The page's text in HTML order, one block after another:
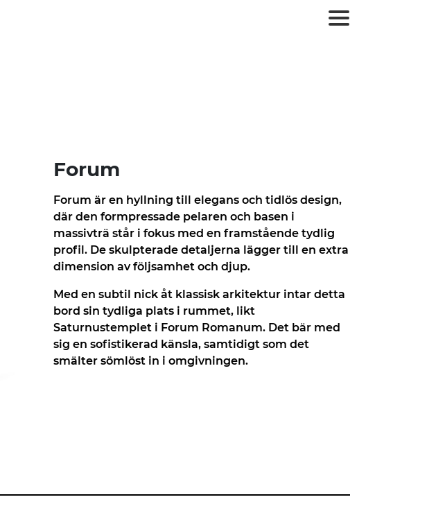
Forum
Forum är en hyllning till elegans och tidlös design,
där den formpressade pelaren och basen i
massivträ står i fokus med en framstående tydlig
profil. De skulpterade detaljerna lägger till en extra
dimension av följsamhet och djup.
Med en subtil nick åt klassisk arkitektur intar detta
bord sin tydliga plats i rummet, likt
Saturnustemplet i Forum Romanum. Det bär med
sig en sofistikerad känsla, samtidigt som det
smälter sömlöst in i omgivningen.